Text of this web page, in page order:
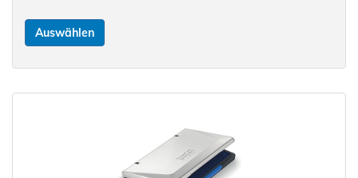
Auswählen